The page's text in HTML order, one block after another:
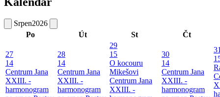
Srpen2026
Po
Út St Čt
27
14
Centrum Jana
XXIII. -
harmonogram
28
14
Centrum Jana
XXIII. -
harmonogram
29
15
O kocouru
Mikešovi
Centrum Jana
XXIII. -
30
14
Centrum Jana
XXIII. -
harmonogram